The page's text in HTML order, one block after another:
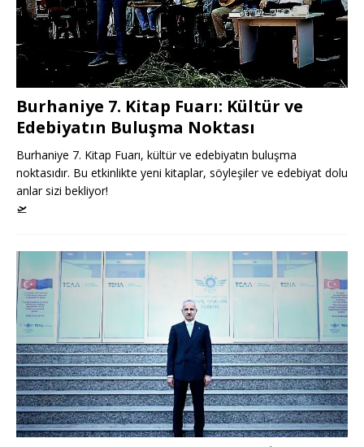
Burhaniye 7. Kitap Fuarı: Kültür ve
Edebiyatın Buluşma Noktası
Burhaniye 7. Kitap Fuarı, kültür ve edebiyatın buluşma
noktasıdır. Bu etkinlikte yeni kitaplar, söyleşiler ve edebiyat dolu
anlar sizi bekliyor!
🛫